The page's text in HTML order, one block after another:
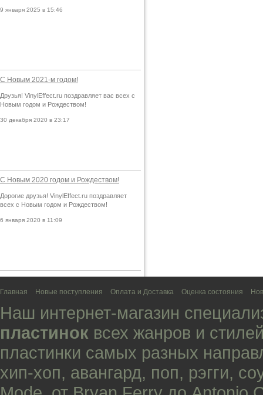
9 января 2025 в 15:46
С Новым 2021-м годом!
Друзья! VinylEffect.ru поздравляет вас всех с
Новым годом и Рождеством!
30 декабря 2020 в 23:17
С Новым 2020 годом и Рождеством!
Дорогие друзья! VinylEffect.ru поздравляет
всех с Новым годом и Рождеством!
6 января 2020 в 11:09
Главная Новые поступления Оплата и Доставка Оценка состояния
Наш интернет-магазин
пластинок всех жанров и
пластинки самых разных
хип-хоп, авангард, поп, рэгги,